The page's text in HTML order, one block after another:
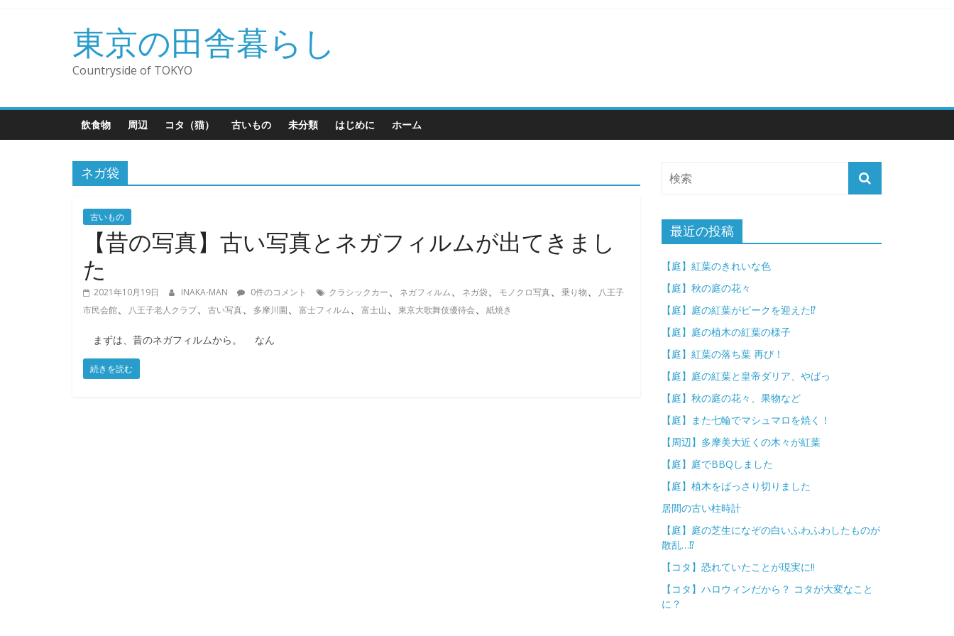
ス
東京の田舎暮らし
Countryside of TOKYO
飲食物 周辺 コタ（猫） 古いもの 未分類 はじめに ホーム
ネガ袋
古いもの
【昔の写真】古い写真とネガフィルムが出てきまし
た
2021年10月19日 INAKA-MAN 0件のコメント クラシックカー、 ネガフィルム、 ネガ袋、 モノクロ写真、 乗り物、
八王子
市民会館、 八王子老人クラブ、 古い写真、 多摩川園、 富士フィルム、 富士山、 東京大歌舞伎優待会、 紙焼き
まずは、昔のネガフィルムから。 なん
続きを読む
最近の投稿
【庭】紅葉のきれいな色
【庭】秋の庭の花々
【庭】庭の紅葉がピークを迎えた⁉
【庭】庭の植木の紅葉の様子
【庭】紅葉の落ち葉 再び！
【庭】庭の紅葉と皇帝ダリア、やばっ
【庭】秋の庭の花々、果物など
【庭】また七輪でマシュマロを焼く！
【周辺】多摩美大近くの木々が紅葉
【庭】庭でBBQしました
【庭】植木をばっさり切りました
居間の古い柱時計
【庭】庭の芝生になぞの白いふわふわしたものが
散乱…⁉
【コタ】恐れていたことが現実に!!
【コタ】ハロウィンだから？ コタが大変なこと
に？